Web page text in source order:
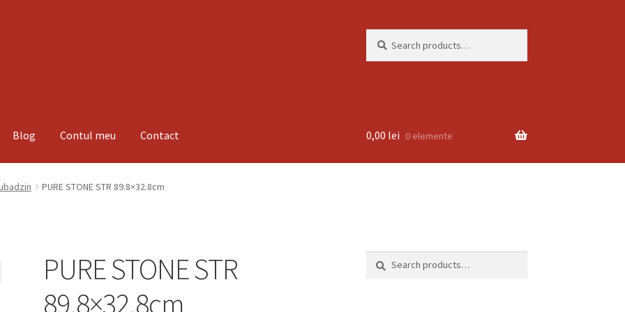
for:
Blog Contul meu Contact
noi InformatiiMagazinPlată
0,00 lei 0 elemente
PURE STONE STR 89.8×32.8cm
PURE STONE STR
89.8×32.8cm
Search
Search